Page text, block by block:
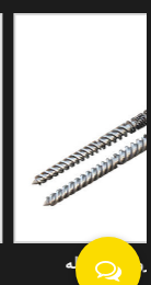
پیچ مخروطی دو